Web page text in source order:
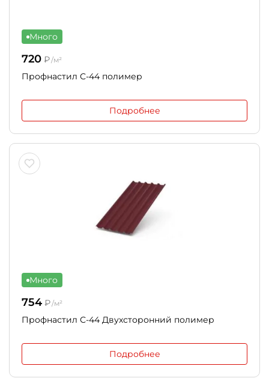
Много
720 ₽/м²
Профнастил С-44 полимер
Подробнее
Много
754 ₽/м²
Профнастил С-44 Двухсторонний полимер
Подробнее